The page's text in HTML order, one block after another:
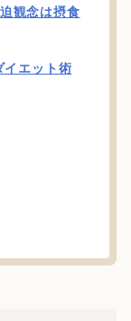
観念は摂食
イエット術